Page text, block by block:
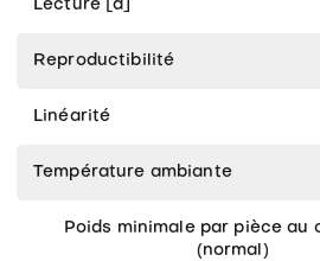
Lecture [d]
Reproductibilité
Linéarité
Température ambiante
Poids minimale par pièce au
(normal)